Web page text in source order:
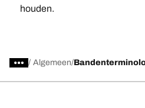
houden.
/ Algemeen